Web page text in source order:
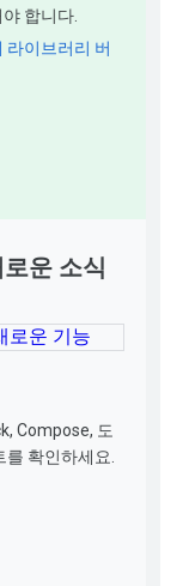
합니다.
라이브러리 버
운 소식
Compose, 도
확인하세요.